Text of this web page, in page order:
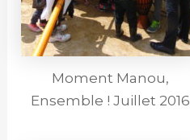
Moment Manou,
Ensemble ! Juillet 2016